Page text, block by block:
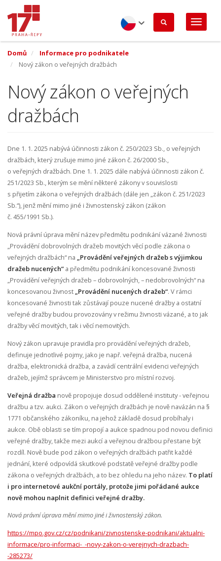
hlavnímu
obsahu
Czech
Domů
Informace pro podnikatele
Nový zákon o veřejných dražbách
Nový zákon o veřejných
dražbách
Dne 1. 1. 2025 nabývá účinnosti zákon č. 250/2023 Sb., o veřejných
dražbách, který zrušuje mimo jiné zákon č. 26/2000 Sb.,
o veřejných dražbách. Dne 1. 1. 2025 dále nabývá účinnosti zákon č.
251/2023 Sb., kterým se mění některé zákony v souvislosti
s přijetím zákona o veřejných dražbách (dále jen „zákon č. 251/2023
Sb.“), jenž mění mimo jiné i živnostenský zákon (zákon
č. 455/1991 Sb.).
Nová právní úprava mění název předmětu podnikání vázané živnosti
„Provádění dobrovolných dražeb movitých věcí podle zákona o
veřejných dražbách“ na „Provádění veřejných dražeb s výjimkou
dražeb nucených“ a předmětu podnikání koncesované živnosti
„Provádění veřejných dražeb – dobrovolných, – nedobrovolných“ na
koncesovanou živnost „Provádění nucených dražeb“. V rámci
koncesované živnosti tak zůstávají pouze nucené dražby a ostatní
veřejné dražby budou provozovány v režimu živnosti vázané, a to jak
dražby věcí movitých, tak i věcí nemovitých.
Nový zákon upravuje pravidla pro provádění veřejných dražeb,
definuje jednotlivé pojmy, jako je např. veřejná dražba, nucená
dražba, elektronická dražba, a zavádí centrální evidenci veřejných
dražeb, jejímž správcem je Ministerstvo pro místní rozvoj.
Veřejná dražba nově propojuje dosud oddělené instituty - veřejnou
dražbu a tzv. aukci. Zákon o veřejných dražbách je nově navázán na §
1771 občanského zákoníku, na jehož základě dosud probíhaly i
aukce. Obě oblasti se tím propojí a aukce spadnou pod novou definici
veřejné dražby, takže mezi aukcí a veřejnou dražbou přestane být
rozdíl. Nově bude pod zákon o veřejných dražbách patřit každé
jednání, které odpovídá skutkové podstatě veřejné dražby podle
zákona o veřejných dražbách, a to bez ohledu na jeho název. To platí
i pro internetové aukční portály, protože jimi pořádané aukce
nově mohou naplnit definici veřejné dražby.
Nová právní úprava mění mimo jiné i živnostenský zákon.
https://mpo.gov.cz/cz/podnikani/zivnostenske-podnikani/aktualni-
informace/pro-informaci-_-novy-zakon-o-verejnych-drazbach-
-285273/